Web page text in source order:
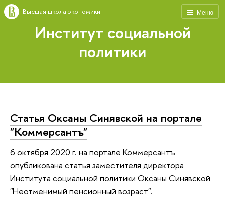
Меню
Высшая школа экономики
Институт социальной
политики
Статья Оксаны Синявской на портале
"Коммерсантъ"
6 октября 2020 г. на портале Коммерсантъ
опубликована статья заместителя директора
Института социальной политики Оксаны Синявской
"Неотменимый пенсионный возраст".